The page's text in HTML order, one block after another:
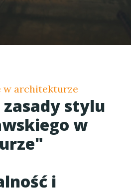
w architekturze
stylu
w
i